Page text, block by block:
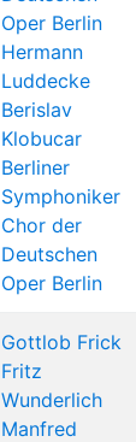
Oper Berlin
Hermann
Luddecke
Berislav
Klobucar
Berliner
Symphoniker
Chor der
Deutschen
Oper Berlin
Gottlob Frick
Fritz
Wunderlich
Manfred